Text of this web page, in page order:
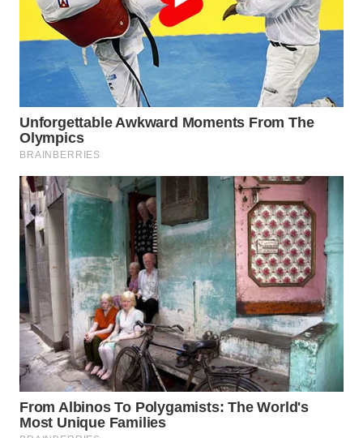
NEWS
TANI
WAHANA
ADVOKAT
INFRASTRUKTUR
WAHANA
KONSUMEN
WAHANA
LISTRIK
WAHANA
TRAVEL
WAHANA
TV